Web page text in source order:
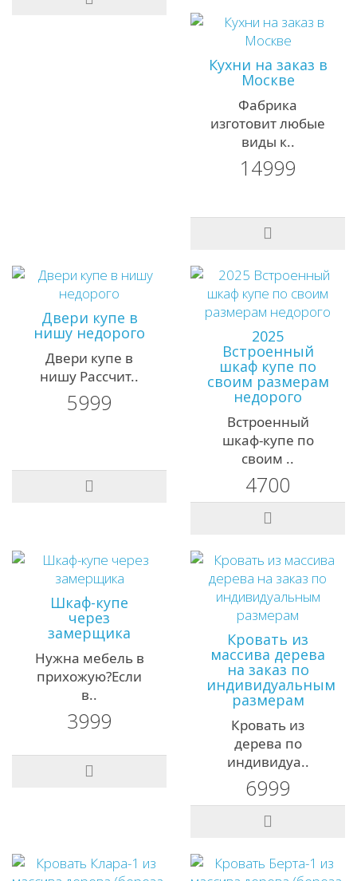
Кухни на заказ в
Москве
Фабрика
изготовит любые
виды к..
14999
Двери купе в
нишу недорого
Двери купе в
нишу Рассчит..
5999
2025
Встроенный
шкаф купе по
своим размерам
недорого
Встроенный
шкаф-купе по
своим ..
4700
Шкаф-купе
через
замерщика
Нужна мебель в
прихожую?Если
в..
3999
Кровать из
массива дерева
на заказ по
индивидуальным
размерам
Кровать из
дерева по
индивидуа..
6999